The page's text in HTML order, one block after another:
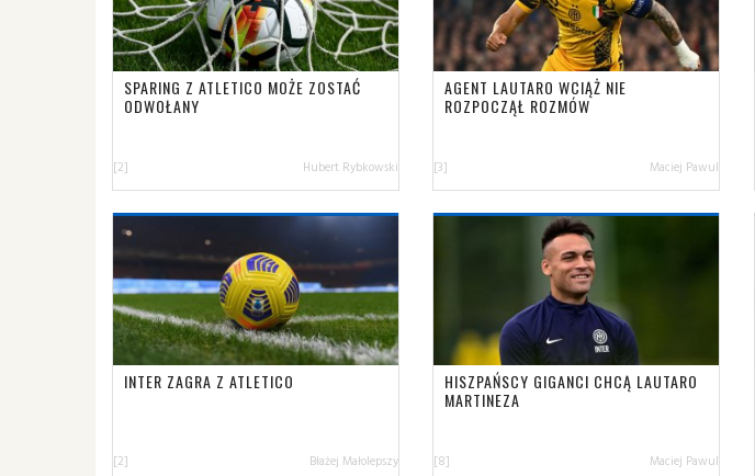
SPARING Z ATLETICO MOŻE ZOSTAĆ
ODWOŁANY
[2] Hubert Rybkowski
AGENT LAUTARO WCIĄŻ NIE
ROZPOCZĄŁ ROZMÓW
[3] Maciej Pawul
INTER ZAGRA Z ATLETICO
[2] Błażej Małolepszy
HISZPAŃSCY GIGANCI CHCĄ LAUTARO
MARTINEZA
[8] Maciej Pawul